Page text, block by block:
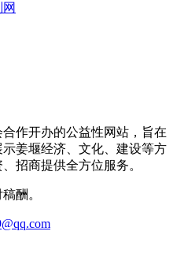
作开办的公益性网站，旨在
姜堰经济、文化、建设等方
招商提供全方位服务。
酬。